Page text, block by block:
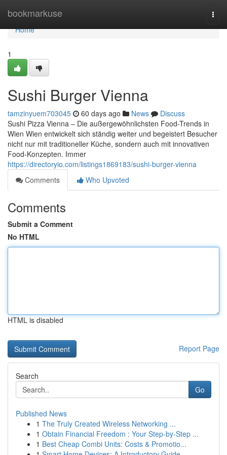
bookmarkuse
Home
Home
1
Sushi Burger Vienna
tamzinyuem703045 60 days ago News
Discuss
Sushi Pizza Vienna – Die außergewöhnlichsten Food-Trends in
Wien Wien entwickelt sich ständig weiter und begeistert Besucher
nicht nur mit traditioneller Küche, sondern auch mit innovativen
Food-Konzepten. Immer
https://directoryio.com/listings1869183/sushi-burger-vienna
Comments
Who Upvoted
Comments
Submit a Comment
No HTML
HTML is disabled
Report Page
Search
Go
Published News
1 The Truly Created Wireless Networking ...
1 Obtain Financial Freedom : Your Step-by-Step ...
1 Best Cheap Combi Units: Costs & Promotio...